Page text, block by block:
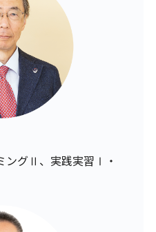
ングⅡ、実践実習Ⅰ・